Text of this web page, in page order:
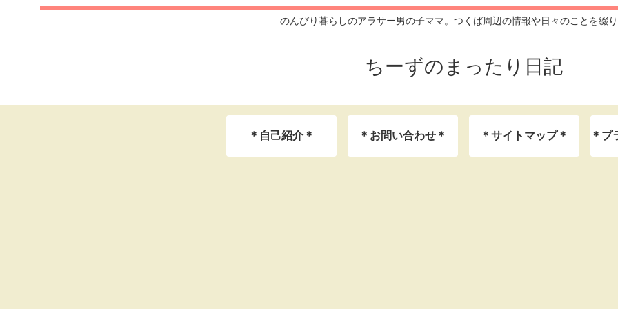
のんびり暮らしのアラサー男の子ママ。つくば周辺の情報や日々のことを綴り
ちーずのまったり日記
＊自己紹介＊ ＊お問い合わせ＊ ＊サイトマップ＊